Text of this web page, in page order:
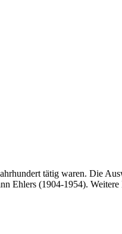
tätig waren. Die
Ehlers (1904-1954).